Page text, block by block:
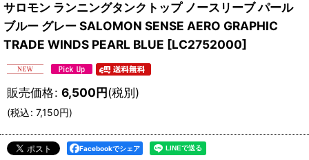
サロモン ランニングタンクトップ ノースリーブ パール
ブルー グレー SALOMON SENSE AERO GRAPHIC
TRADE WINDS PEARL BLUE [LC2752000]
販売価格: 6,500円(税別)
(税込: 7,150円)
Facebookでシェア